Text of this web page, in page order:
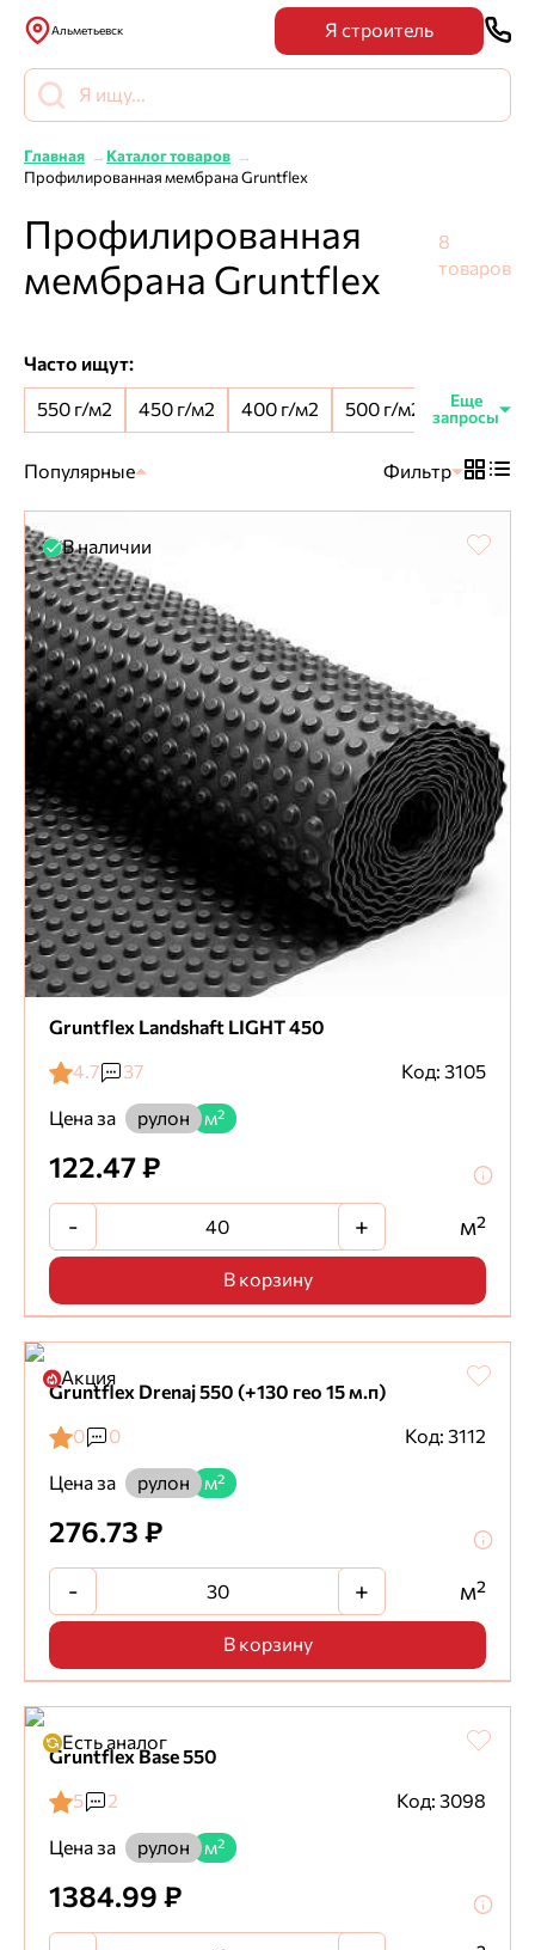
Альметьевск Я строитель
Главная
Каталог товаров
Профилированная мембрана Gruntflex
Профилированная
мембрана Gruntflex
8
товаров
Часто ищут:
550 г/м2
450 г/м2 400 г/м2 500 г/м2 8 мм шип
Популярные Фильтр
В наличии
Gruntflex Landshaft LIGHT 450
4.7
37
Код: 3105
Цена за
рулон м²
122.47 ₽
- + м²
В корзину
Акция
Gruntflex Drenaj 550 (+130 гео 15 м.п)
0
0
Код: 3112
Цена за
рулон м²
276.73 ₽
- + м²
В корзину
Есть аналог
Gruntflex Base 550
5
2
Код: 3098
Цена за
рулон м²
1384.99 ₽